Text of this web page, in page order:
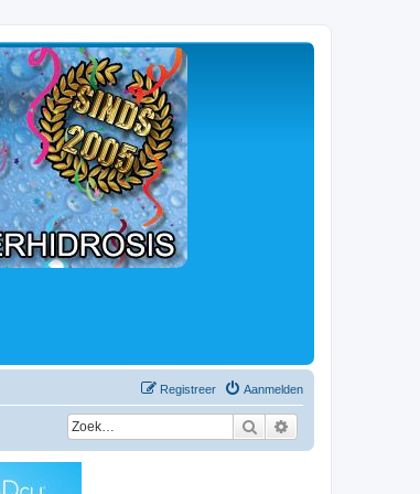
Aanmelden
Registreer
Zoek